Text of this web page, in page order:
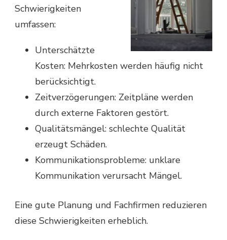
Schwierigkeiten
umfassen:
Unterschätzte
Kosten: Mehrkosten werden häufig nicht
berücksichtigt.
Zeitverzögerungen: Zeitpläne werden
durch externe Faktoren gestört.
Qualitätsmängel: schlechte Qualität
erzeugt Schäden.
Kommunikationsprobleme: unklare
Kommunikation verursacht Mängel.
Eine gute Planung und Fachfirmen reduzieren
diese Schwierigkeiten erheblich.